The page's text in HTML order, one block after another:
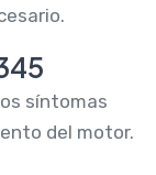
síntomas
del motor.